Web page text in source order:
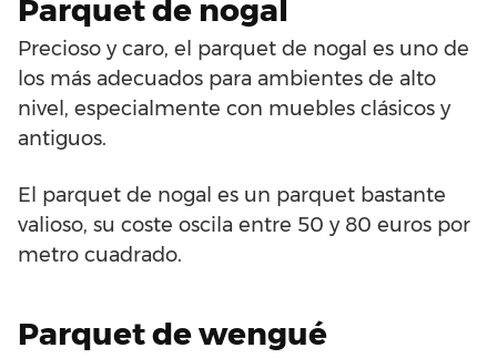
Parquet de nogal
Precioso y caro, el parquet de nogal es uno de
los más adecuados para ambientes de alto
nivel, especialmente con muebles clásicos y
antiguos.
El parquet de nogal es un parquet bastante
valioso, su coste oscila entre 50 y 80 euros por
metro cuadrado.
Parquet de wengué